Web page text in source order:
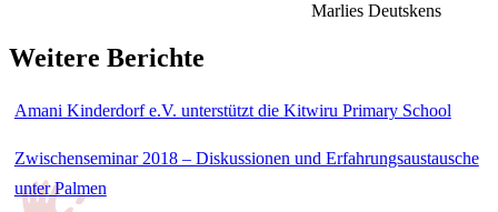
Marlies Deutskens
Weitere Berichte
Amani Kinderdorf e.V. unterstützt die Kitwiru Primary School
Zwischenseminar 2018 – Diskussionen und Erfahrungsaustausche
unter Palmen